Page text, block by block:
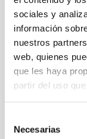
sociales y
información
nuestros
web, quienes
que les haya
partir del uso
Necesarias
WEAVE. Los
alto impacto a
excelencia
que los objetivos
ciertamente
VIGENCIA
NO VIGENTE
NACIONAL